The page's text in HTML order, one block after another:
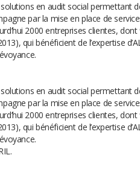
en audit social permettant
par la mise en place de
2000 entreprises clientes,
qui bénéficient de l’expertise
en audit social permettant
par la mise en place de
2000 entreprises clientes,
qui bénéficient de l’expertise